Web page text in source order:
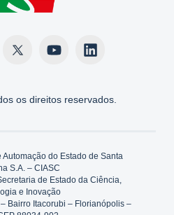
os direitos reservados.
do Estado de Santa
S.A. – CIASC
de Estado da Ciência,
e Inovação
Bairro Itacorubi – Florianópolis –